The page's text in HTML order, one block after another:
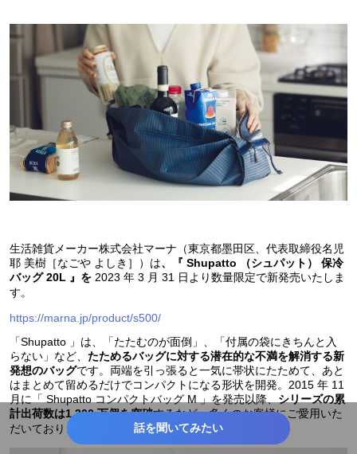
生活雑貨メーカー株式会社マーナ（東京都墨田区、代表取締役名児
耶 美樹［なごや よしき］）は、『 Shupatto （シュパット） 保冷
バッグ 20L 』を 2023 年 3 月 31 日より数量限定で新発売いたしま
す。
https://marna.jp/product/s500/
「Shupatto 」は、「たたむのが面倒」、「付属の袋にきちんと入
らない」など、 たためるバッグに対する潜在的な不満を解消する新
発想のバッグです。両端を引っ張ると一気に帯状にたためて、あと
はまとめて留めるだけでコンパクトになる形状を開発。2015 年 11
月に「 Shupatto コンパクトバッグ M 」を発売以降、 シリーズの累
計出荷数は1,300 万個を突破するなど、多くのお客様にご愛用いた
だいております。
話を聞いてみたい